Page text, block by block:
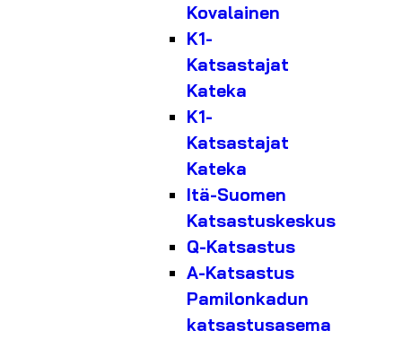
Kovalainen
K1-
Katsastajat
Kateka
K1-
Katsastajat
Kateka
Itä-Suomen
Katsastuskeskus
Q-Katsastus
A-Katsastus
Pamilonkadun
katsastusasema